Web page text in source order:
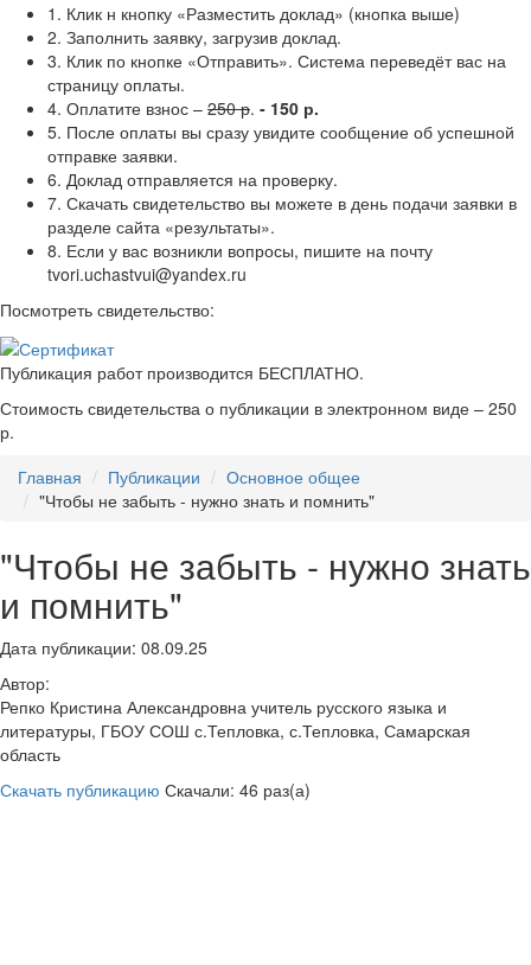
1. Клик н кнопку «Разместить доклад» (кнопка выше)
2. Заполнить заявку, загрузив доклад.
3. Клик по кнопке «Отправить». Система переведёт вас на
страницу оплаты.
4. Оплатите взнос – 250 р. - 150 р.
5. После оплаты вы сразу увидите сообщение об успешной
отправке заявки.
6. Доклад отправляется на проверку.
7. Скачать свидетельство вы можете в день подачи заявки в
разделе сайта «результаты».
8. Если у вас возникли вопросы, пишите на почту
tvori.uchastvui@yandex.ru
Посмотреть свидетельство:
Публикация работ производится БЕСПЛАТНО.
Стоимость свидетельства о публикации в электронном виде – 250
р.
Главная
Публикации
Основное общее
"Чтобы не забыть - нужно знать и помнить"
"Чтобы не забыть - нужно знать
и помнить"
Дата публикации: 08.09.25
Автор:
Репко Кристина Александровна учитель русского языка и
литературы, ГБОУ СОШ с.Тепловка, с.Тепловка, Самарская
область
Скачать публикацию Скачали: 46 раз(а)